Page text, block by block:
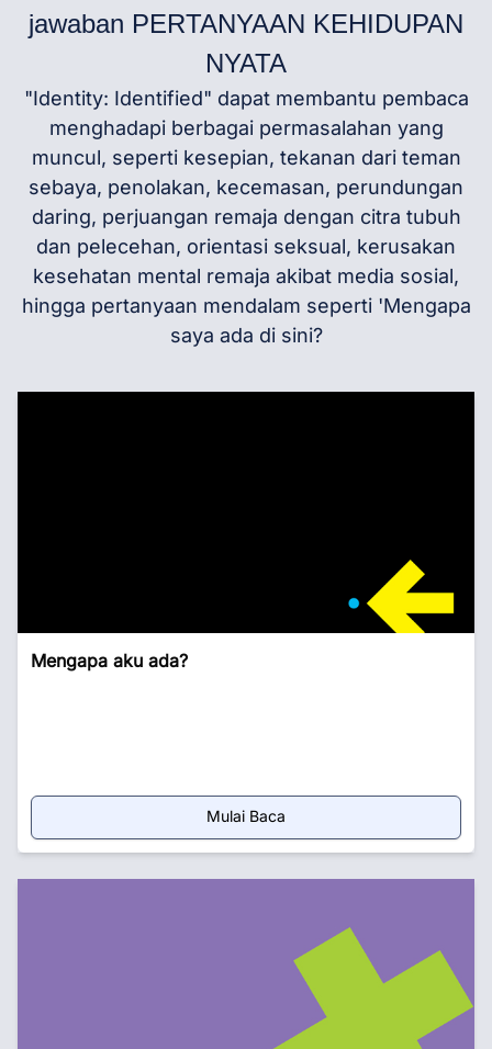
jawaban PERTANYAAN KEHIDUPAN
NYATA
"Identity: Identified" dapat membantu pembaca
menghadapi berbagai permasalahan yang
muncul, seperti kesepian, tekanan dari teman
sebaya, penolakan, kecemasan, perundungan
daring, perjuangan remaja dengan citra tubuh
dan pelecehan, orientasi seksual, kerusakan
kesehatan mental remaja akibat media sosial,
hingga pertanyaan mendalam seperti 'Mengapa
saya ada di sini?
Mengapa aku ada?
Mulai Baca